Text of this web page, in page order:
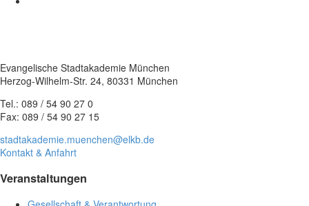
Evangelische Stadtakademie München
Herzog-Wilhelm-Str. 24, 80331 München
Tel.: 089 / 54 90 27 0
Fax: 089 / 54 90 27 15
stadtakademie.muenchen@elkb.de
Kontakt & Anfahrt
Veranstaltungen